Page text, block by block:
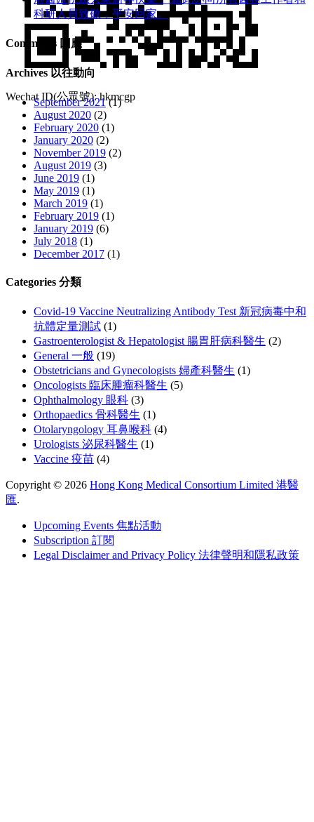
Wechat ID(公眾號): hkmcgp
科研人員致敬，平安回家。
Comments 回應
Archives 以往動向
September 2021(1)
August 2020 (2)
February 2020 (1)
January 2020 (2)
November 2019 (2)
August 2019 (3)
June 2019 (1)
May 2019 (1)
March 2019 (1)
February 2019 (1)
January 2019 (6)
July 2018 (1)
December 2017 (1)
Categories 分類
Covid-19 Vaccine Neutralizing Antibody Test 新冠病毒中和
抗體定量測試 (1)
Gastroenterologist & Hepatologist 腸胃肝病科醫生 (2)
General 一般 (19)
Obstetricians and Gynecologists 婦產科醫生 (1)
Oncologists 臨床腫瘤科醫生 (5)
Ophthalmology 眼科 (3)
Orthopaedics 骨科醫生 (1)
Otolaryngology 耳鼻喉科 (4)
Urologists 泌尿科醫生 (1)
Vaccine 疫苗 (4)
Copyright © 2026 Hong Kong Medical Consortium Limited 港醫
匯.
Upcoming Events 焦點活動
Subscription 訂閱
Legal Disclaimer and Privacy Policy 法律聲明和隱私政策